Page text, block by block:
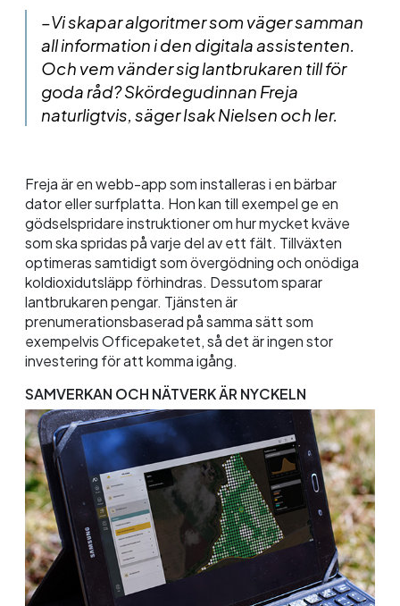
–Vi skapar algoritmer som väger samman
all information i den digitala assistenten.
Och vem vänder sig lantbrukaren till för
goda råd? Skördegudinnan Freja
naturligtvis, säger Isak Nielsen och ler.
Freja är en webb-appsom installeras i en bärbar
dator eller surfplatta. Hon kan till exempel ge en
gödselspridare instruktioner om hur mycket kväve
som ska spridas på varje del av ett fält. Tillväxten
optimeras samtidigt som övergödning och onödiga
koldioxidutsläpp förhindras. Dessutom sparar
lantbrukaren pengar. Tjänsten är
prenumerationsbaserad på samma sätt som
exempelvis Officepaketet, så det är ingen stor
investering för att komma igång.
SAMVERKAN OCH NÄTVERK ÄR NYCKELN